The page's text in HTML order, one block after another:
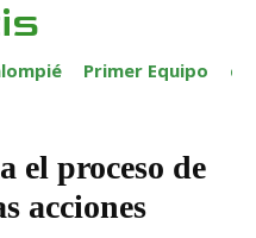
Primer Equipo
el proceso de
acciones